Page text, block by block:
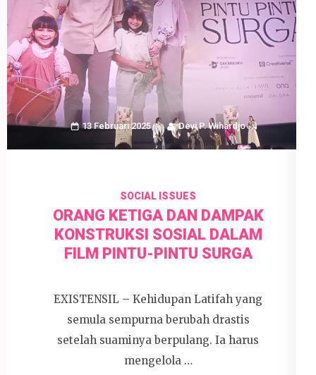
13 Februari 2025 Devi P. Wihardjo
SOCIAL ISSUES
ORANG KETIGA DAN DAMPAK
KONSTRUKSI SOSIAL DALAM
FILM PINTU-PINTU SURGA
EXISTENSIL – Kehidupan Latifah yang
semula sempurna berubah drastis
setelah suaminya berpulang. Ia harus
mengelola …